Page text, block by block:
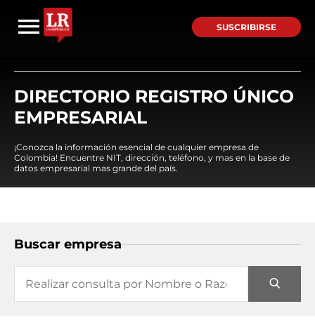
SUSCRIBIRSE
DIRECTORIO REGISTRO ÚNICO
EMPRESARIAL
¡Conozca la información esencial de cualquier empresa de
Colombia! Encuentre NIT, dirección, teléfono, y mas en la base de
datos empresarial mas grande del país.
Buscar empresa